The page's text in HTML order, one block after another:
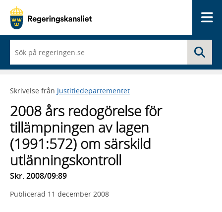
du
börjar
skriva
framträder
lista
med
sökförslag
Skrivelse från Justitiedepartementet
2008 års redogörelse för
tillämpningen av lagen
(1991:572) om särskild
utlänningskontroll
Skr. 2008/09:89
Publicerad 11 december 2008